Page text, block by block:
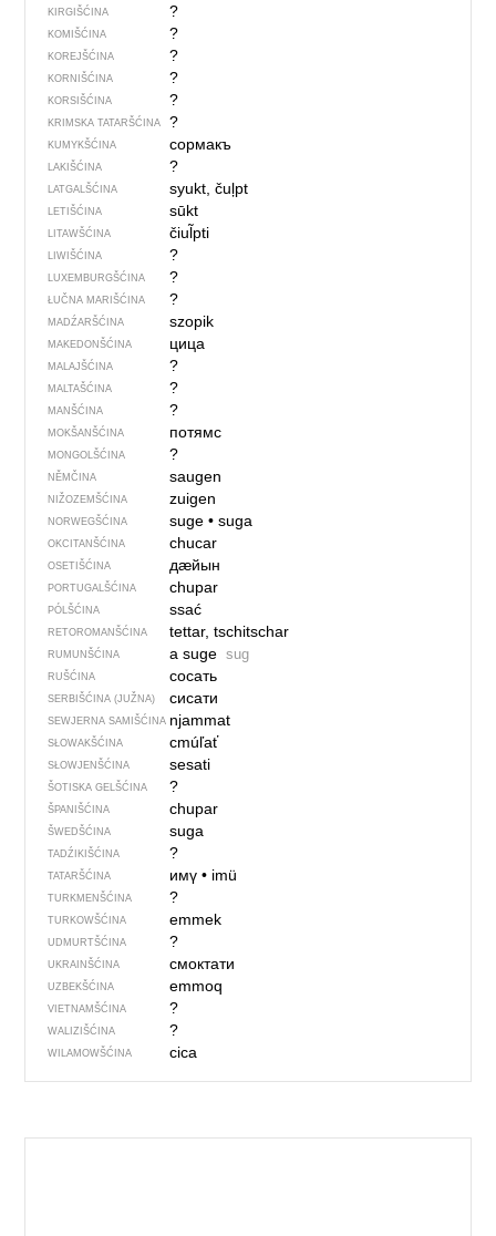
KIRGIŠĆINA ?
KOMIŠĆINA ?
KOREJŠĆINA ?
KORNIŠĆINA ?
KORSIŠĆINA ?
KRIMSKA TATARŠĆINA ?
KUMYKŠĆINA сормакъ
LAKIŠĆINA ?
LATGALŠĆINA syukt, čuļpt
LETIŠĆINA sūkt
LITAWŠĆINA čiul̃pti
LIWIŠĆINA ?
LUXEMBURGŠĆINA ?
ŁUČNA MARIŠĆINA ?
MADŹARŠĆINA szopik
MAKEDONŠĆINA цица
MALAJŠĆINA ?
MALTAŠĆINA ?
MANŠĆINA ?
MOKŠANŠĆINA потямс
MONGOLŠĆINA ?
NĚMČINA saugen
NIŽOZEMŠĆINA zuigen
NORWEGŠĆINA suge• suga
OKCITANŠĆINA chucar
OSETIŠĆINA дӕйын
PORTUGALŠĆINA chupar
PÓLŠĆINA ssać
RETOROMANŠĆINA tettar, tschitschar
RUMUNŠĆINA a suge sug
RUŠĆINA сосать
SERBIŠĆINA (JUŽNA) сисати
SEWJERNA SAMIŠĆINA njammat
SŁOWAKŠĆINA cmúľať
SŁOWJENŠĆINA sesati
ŠOTISKA GELŠĆINA ?
ŠPANIŠĆINA chupar
ŠWEDŠĆINA suga
TADŹIKIŠĆINA ?
TATARŠĆINA имү• imü
TURKMENŠĆINA ?
TURKOWŠĆINA emmek
UDMURTŠĆINA ?
UKRAINŠĆINA смоктати
UZBEKŠĆINA emmoq
VIETNAMŠĆINA ?
WALIZIŠĆINA ?
WILAMOWŠĆINA cica